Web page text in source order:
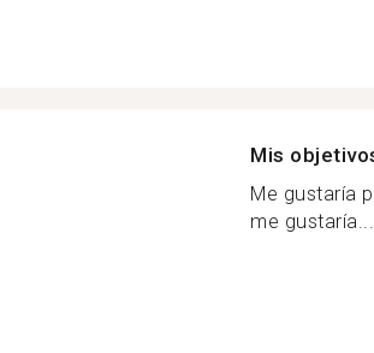
Mis
Me gustaría
me gustaría...